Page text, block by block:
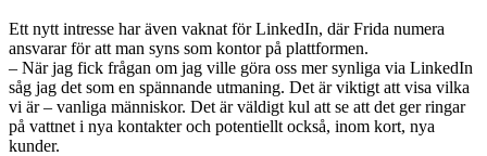
Ett nytt intresse har även vaknat för LinkedIn, där Frida numera
ansvarar för att man syns som kontor på plattformen.
– När jag fick frågan om jag ville göra oss mer synliga via LinkedIn
såg jag det som en spännande utmaning. Det är viktigt att visa vilka
vi är – vanliga människor. Det är väldigt kul att se att det ger ringar
på vattnet i nya kontakter och potentiellt också, inom kort, nya
kunder.